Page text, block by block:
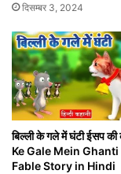
दिसम्बर 3, 2024
बिल्ली के गले में घंटी ईसप
Ke Gale Mein Ghanti
Fable Story in Hindi